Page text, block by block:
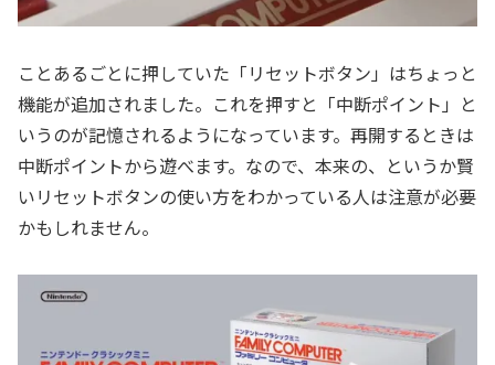
ことあるごとに押していた「リセットボタン」はちょっと
機能が追加されました。これを押すと「中断ポイント」と
いうのが記憶されるようになっています。再開するときは
中断ポイントから遊べます。なので、本来の、というか賢
いリセットボタンの使い方をわかっている人は注意が必要
かもしれません。